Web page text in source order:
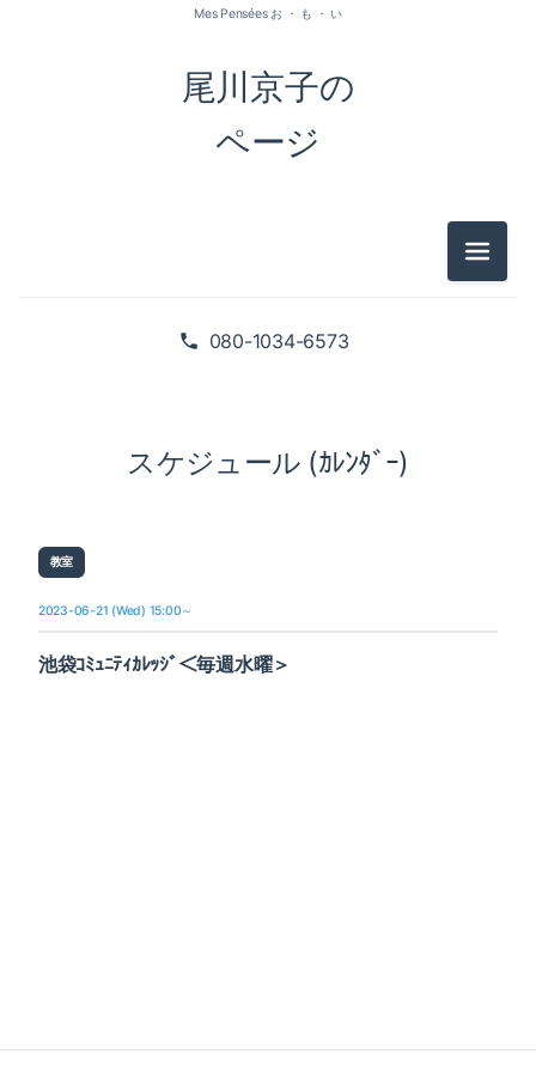
080-1034-6573
尾川京子の
ページ
Mes Pensées お ・ も ・ い
メニュ
スケジュール (ｶﾚﾝﾀﾞｰ)
教室
2023-06-21 (Wed) 15:00～
池袋ｺﾐｭﾆﾃｨｶﾚｯｼﾞ＜毎週水曜＞